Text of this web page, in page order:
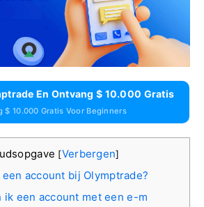
En Ontvang $ 10.000 Gratis
$ 10.000 Gratis Voor Beginners
[Verbergen]
account bij Olymptrade?
ik een account met een e-m